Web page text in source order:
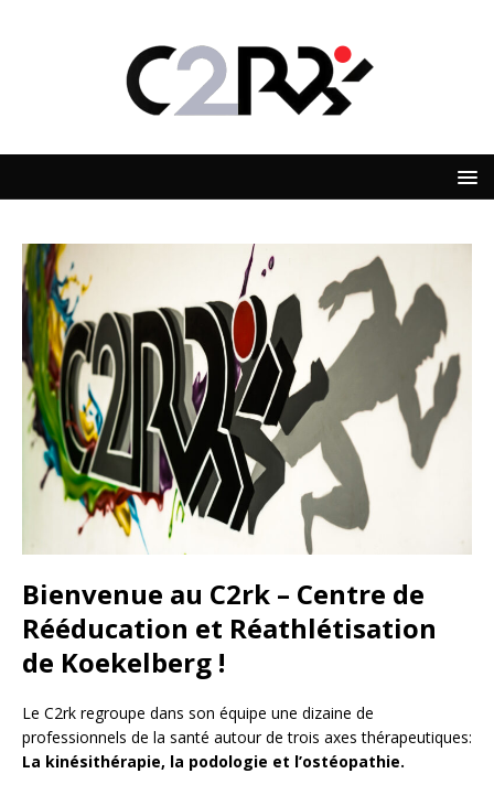
Bienvenue au C2rk – Centre de
Rééducation et Réathlétisation
de Koekelberg !
Le C2rk regroupe dans son équipe une dizaine de
professionnels de la santé autour de trois axes thérapeutiques:
La kinésithérapie, la podologie et l’ostéopathie.